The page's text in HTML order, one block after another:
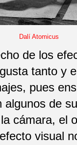
Dalí Atomicus
de los
tanto y
pues
de
cámara, el
visual